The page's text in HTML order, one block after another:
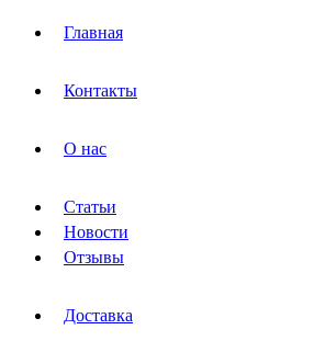
Главная
Контакты
О нас
Статьи
Новости
Отзывы
Доставка